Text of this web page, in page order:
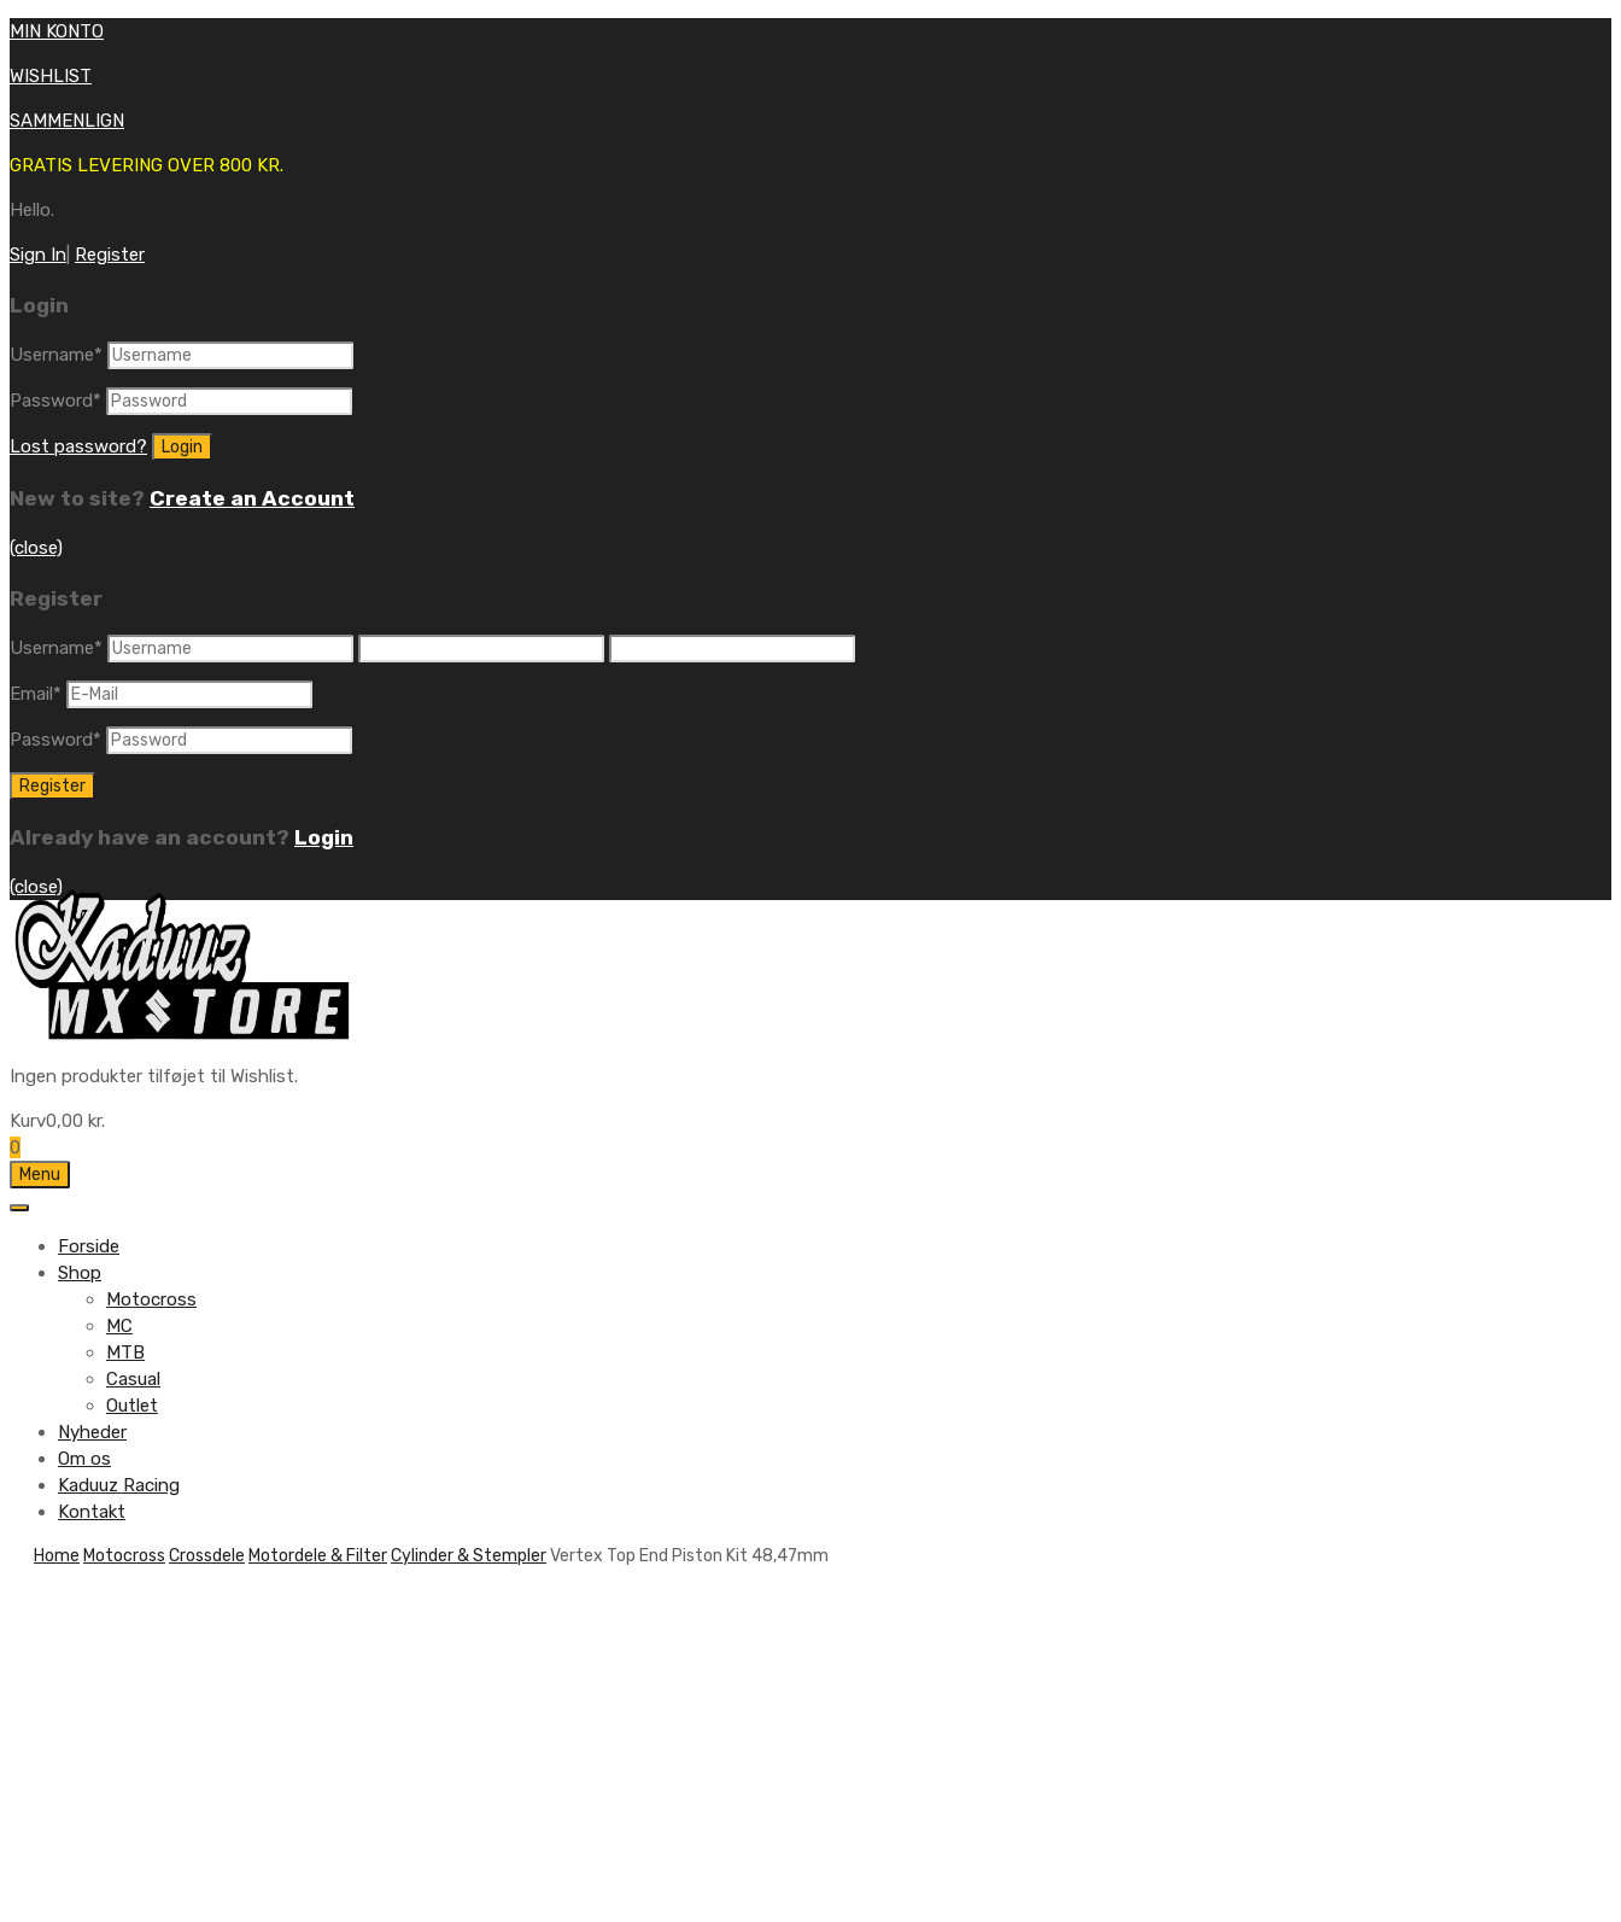
MIN KONTO
WISHLIST
SAMMENLIGN
GRATIS LEVERING OVER 800 KR.
Hello.
Sign In Register
Login
Username*
Password*
Lost password?
New to site? Create an Account
(close)
Register
Username*
Email*
Password*
Already have an account? Login
(close)
Ingen produkter tilføjet til Wishlist.
Kurv0,00 kr.
0
Menu
Forside
Shop
Motocross
MC
MTB
Casual
Outlet
Nyheder
Om os
Kaduuz Racing
Kontakt
SkipHome Motocross Crossdele Motordele & FilterCylinder & StemplerVertex Top End Piston Kit 48,47mm